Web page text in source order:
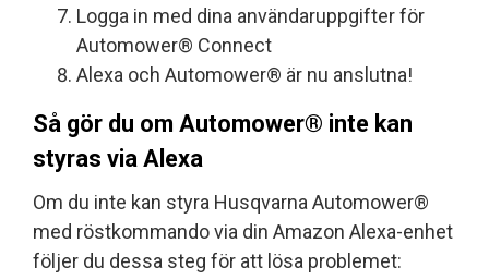
Logga in med dina användaruppgifter för
Automower® Connect
Alexa och Automower® är nu anslutna!
Så gör du om Automower® inte kan
styras via Alexa
Om du inte kan styra Husqvarna Automower®
med röstkommando via din Amazon Alexa-enhet
följer du dessa steg för att lösa problemet: